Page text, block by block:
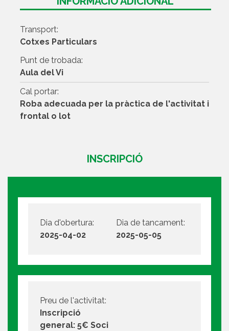
Transport:
Cotxes Particulars
Punt de trobada:
Aula del Vi
Cal portar:
Roba adecuada per la pràctica de l'activitat i
frontal o lot
INSCRIPCIÓ
Dia d'obertura:
2025-04-02
Dia de tancament:
2025-05-05
Preu de l'activitat:
Inscripció
general: 5€ Soci